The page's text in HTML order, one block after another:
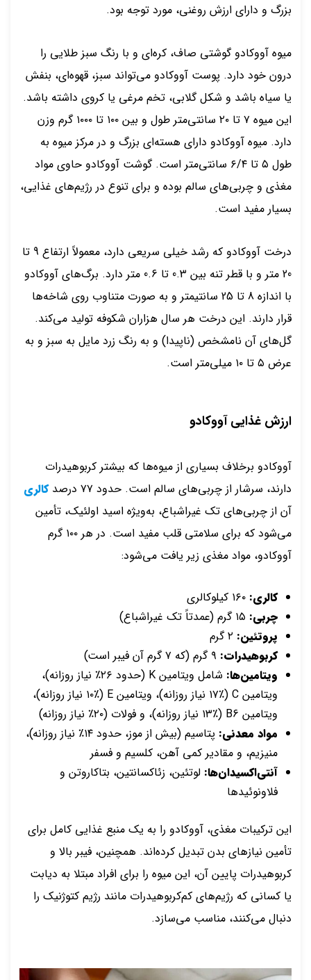
بزرگ و دارای ارزش روغنی، مورد توجه بود.
میوه آووکادو گوشتی صاف، کره‌ای و با رنگ سبز طلایی را
درون خود دارد. پوست آووکادو می‌تواند سبز، قهوه‌ای، بنفش
یا سیاه باشد و شکل گلابی، تخم مرغی یا کروی داشته باشد.
این میوه ۷ تا ۲۰ سانتی‌متر طول و بین ۱۰۰ تا ۱۰۰۰ گرم وزن
دارد. میوه آووکادو دارای هسته‌ای بزرگ و در مرکز میوه به
طول ۵ تا ۶/۴ سانتی‌متر است. گوشت آووکادو حاوی مواد
مغذی و چربی‌های سالم بوده و برای تنوع در رژیم‌های غذایی،
بسیار مفید است.
درخت آووکادو که رشد خیلی سریعی دارد، معمولاً ارتفاع 9 تا
20 متر و با قطر تنه بین 0.3 تا 0.6 متر دارد. برگ‌های آووکادو
با اندازه 8 تا 25 سانتیمتر و به صورت متناوب روی شاخه‌ها
قرار دارند. این درخت هر سال هزاران شکوفه تولید می‌کند.
گل‌های آن نامشخص (ناپیدا) و به رنگ زرد مایل به سبز و به
عرض ۵ تا ۱۰ میلی‌متر است.
ارزش غذایی آووکادو
آووکادو برخلاف بسیاری از میوه‌ها که بیشتر کربوهیدرات
دارند، سرشار از چربی‌های سالم است. حدود ۷۷ درصد
کالری
آن از چربی‌های تک غیراشباع، به‌ویژه اسید اولئیک، تأمین
می‌شود که برای سلامتی قلب مفید است. در هر ۱۰۰ گرم
آووکادو، مواد مغذی زیر یافت می‌شود:
کالری:
چربی:
پروتئین:
کربوهیدرات:
ویتامین‌ها:
شامل ویتامین K (حدود ۲۶٪ نیاز روزانه)،
ویتامین C (۱۷٪ نیاز روزانه)، ویتامین E (۱۰٪ نیاز روزانه)،
ویتامین B6 (۱۳٪ نیاز روزانه)، و فولات (۲۰٪ نیاز روزانه)
مواد معدنی:
پتاسیم (بیش از موز، حدود ۱۴٪ نیاز روزانه)،
منیزیم، و مقادیر کمی آهن، کلسیم و فسفر
آنتی‌اکسیدان‌ها: لوتئین، زئاکسانتین، بتاکاروتن و
فلاونوئیدها
این ترکیبات مغذی، آووکادو را به یک منبع غذایی کامل برای
تأمین نیازهای بدن تبدیل کرده‌اند. همچنین، فیبر بالا و
کربوهیدرات پایین آن، این میوه را برای افراد مبتلا به دیابت
یا کسانی که رژیم‌های کم‌کربوهیدرات مانند رژیم کتوژنیک را
دنبال می‌کنند، مناسب می‌سازد.